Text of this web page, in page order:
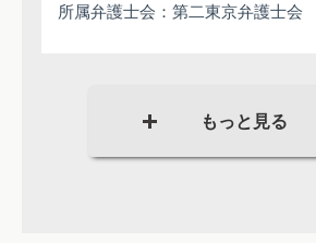
所属弁護士会：第二東京弁護士会